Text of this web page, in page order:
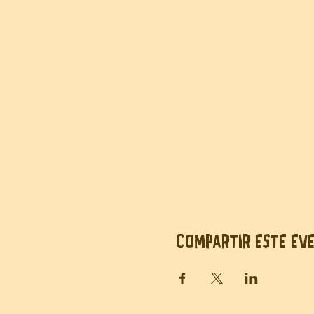
Compartir este